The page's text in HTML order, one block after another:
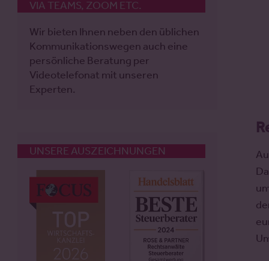
VIA TEAMS, ZOOM ETC.
Wir bieten Ihnen neben den üblichen
Kommunikationswegen auch eine
persönliche Beratung per
Videotelefonat mit unseren
Experten.
UNSERE AUSZEICHNUNGEN